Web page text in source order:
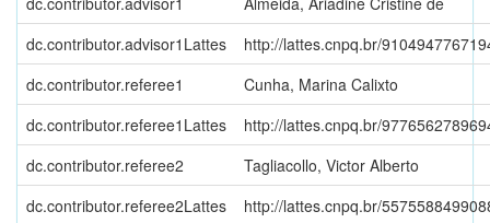
dc.contributor.advisor1Lattes
http://lattes.cnpq.br/
dc.contributor.referee1
Cunha, Marina Calixto
dc.contributor.referee1Lattes
http://lattes.cnpq.br/
dc.contributor.referee2
Tagliacollo, Victor Alberto
dc.contributor.referee2Lattes
http://lattes.cnpq.br/